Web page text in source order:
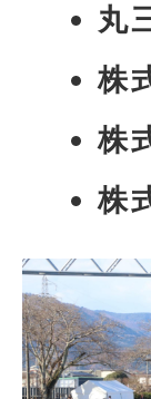
丸
株
株
株